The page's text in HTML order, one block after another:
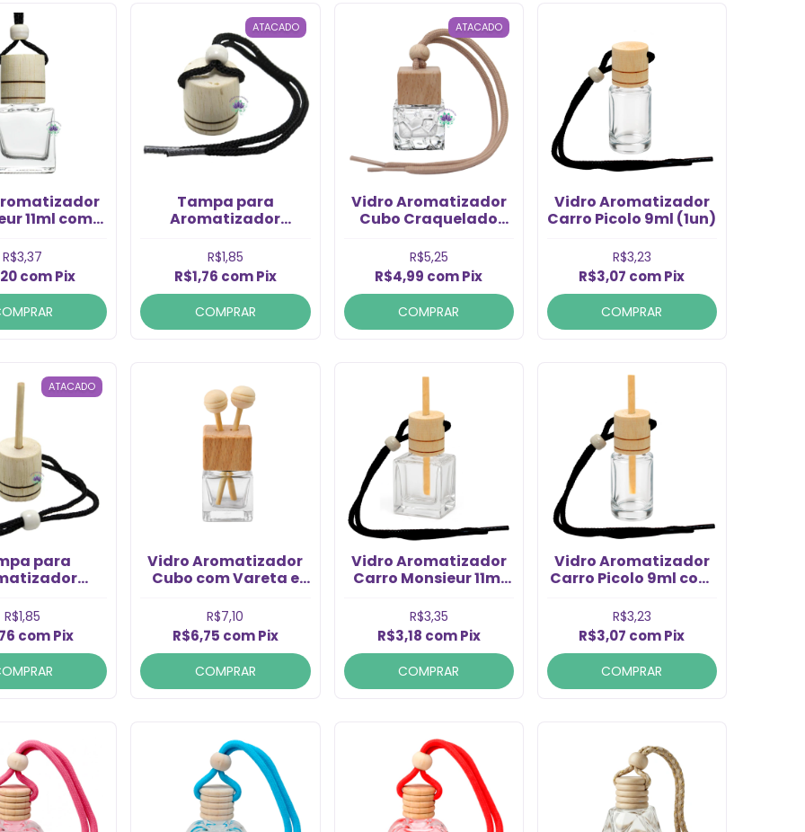
11ml com
(1Un)
R$3,37
com Pix
ATACADO
Tampa para
Aromatizador
01 Rosca 13/410 (1un)
R$1,85
R$1,76 comPix
COMPRAR
ATACADO
Vidro Aromatizador
Cubo Craquelado
R$5,25
R$4,99 comPix
COMPRAR
Vidro Aromatizador
Carro Picolo 9ml (1un)
R$3,23
R$3,07 comPix
COMPRAR
ATACADO
para
Modelo 12
13/410 (1un)
R$1,85
com Pix
Vidro Aromatizador
Cubo com Vareta e
8ml (1un)
R$7,10
R$6,75 comPix
COMPRAR
Vidro Aromatizador
Carro Monsieur 11ml
R$3,35
R$3,18 com Pix
COMPRAR
Vidro Aromatizador
Carro Picolo 9ml com
R$3,23
R$3,07 comPix
COMPRAR